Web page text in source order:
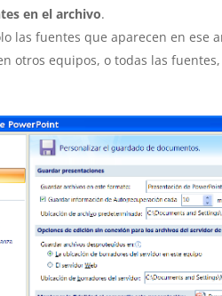
en el archivo.
las fuentes que aparecen en ese
otros equipos, o todas las